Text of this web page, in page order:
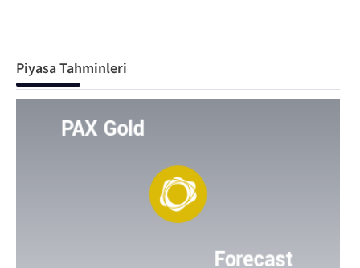
Piyasa Tahminleri